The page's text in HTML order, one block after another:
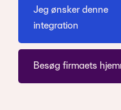
Jeg ønsker denne
integration
Besøg firmaets